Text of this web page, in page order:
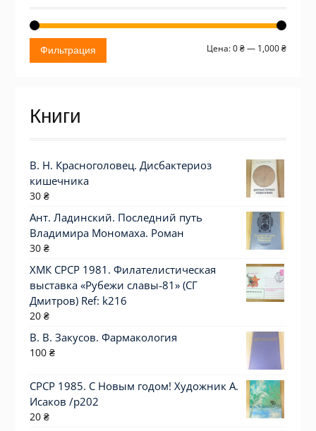
Фильтрация Цена:0 ₴— 1,000 ₴
Книги
В. Н. Красноголовец. Дисбактериоз
кишечника
30 ₴
Ант. Ладинский. Последний путь
Владимира Мономаха. Роман
30 ₴
ХМК СРСР 1981. Филателистическая
выставка «Рубежи славы-81» (СГ
Дмитров) Ref: k216
20 ₴
В. В. Закусов. Фармакология
100 ₴
СРСР 1985. С Новым годом! Художник А.
Исаков /р202
20 ₴